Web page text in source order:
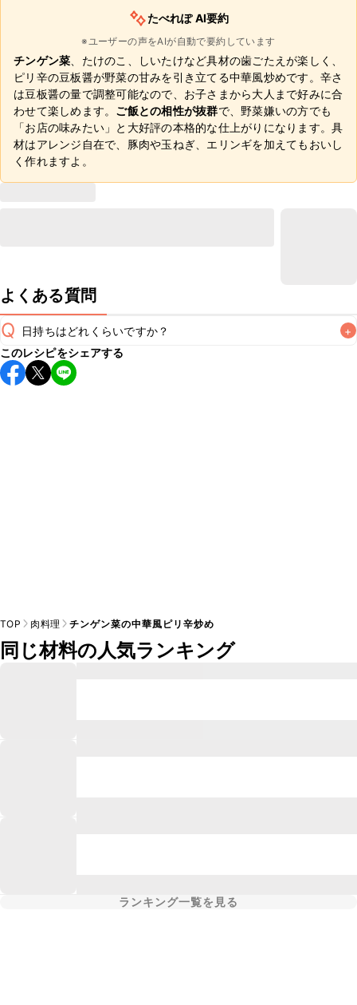
たべれぽ AI要約
※ユーザーの声をAIが自動で要約しています
チンゲン菜 、たけのこ、しいたけなど具材の歯ごたえが楽しく、
ピリ辛の豆板醤が野菜の甘みを引き立てる中華風炒めです。辛さ
は豆板醤の量で調整可能なので、お子さまから大人まで好みに合
わせて楽しめます。 ご飯との相性が抜群で、野菜嫌いの方でも
「お店の味みたい」と大好評の本格的な仕上がりになります。具
材はアレンジ自在で、豚肉や玉ねぎ、エリンギを加えてもおいし
く作れますよ。
よくある質問
Q 日持ちはどれくらいですか？ +
保存期間は冷蔵で翌日中が目安です。なるべくお早めにお召
し上がりください。
このレシピをシェアする
TOP 肉料理 チンゲン菜の中華風ピリ辛炒め
同じ材料の人気ランキング
ランキング一覧を見る